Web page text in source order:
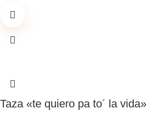
Taza «te quiero pa to´ la vida»